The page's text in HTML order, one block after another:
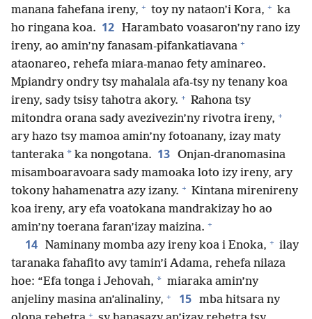
manana fahefana ireny, + toy ny nataon’i Kora, + ka
ho ringana koa. 12 Harambato voasaron’ny rano izy
ireny, ao amin’ny fanasam-pifankatiavana +
ataonareo, rehefa miara-manao fety aminareo.
Mpiandry ondry tsy mahalala afa-tsy ny tenany koa
ireny, sady tsisy tahotra akory. + Rahona tsy
mitondra orana sady avezivezin’ny rivotra ireny, +
ary hazo tsy mamoa amin’ny fotoanany, izay maty
tanteraka * ka nongotana. 13 Onjan-dranomasina
misamboaravoara sady mamoaka loto izy ireny, ary
tokony hahamenatra azy izany. + Kintana mirenireny
koa ireny, ary efa voatokana mandrakizay ho ao
amin’ny toerana faran’izay maizina. +
14 Naminany momba azy ireny koa i Enoka, + ilay
taranaka fahafito avy tamin’i Adama, rehefa nilaza
hoe: “Efa tonga i Jehovah, * miaraka amin’ny
anjeliny masina an’alinaliny, + 15 mba hitsara ny
+